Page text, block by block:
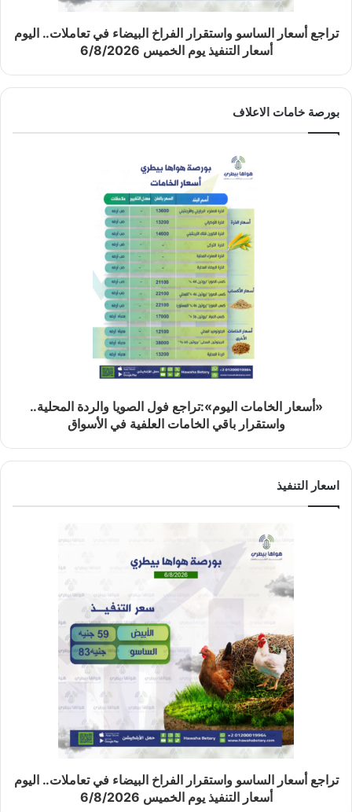
تراجع أسعار الساسو واستقرار الفراخ البيضاء في تعاملات.. اليوم
أسعار التنفيذ يوم الخميس 6/8/2026
بورصة خامات الاعلاف
«أسعار الخامات اليوم»:تراجع فول الصويا والردة المحلية..
واستقرار باقي الخامات العلفية في الأسواق
اسعار التنفيذ
تراجع أسعار الساسو واستقرار الفراخ البيضاء في تعاملات.. اليوم
أسعار التنفيذ يوم الخميس 6/8/2026